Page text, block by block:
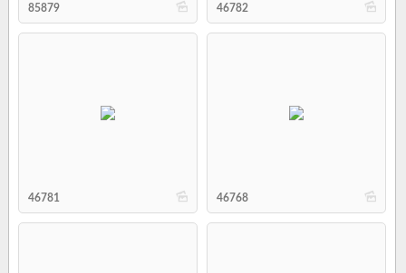
b
85879 b
46782
b
46781 b
46768